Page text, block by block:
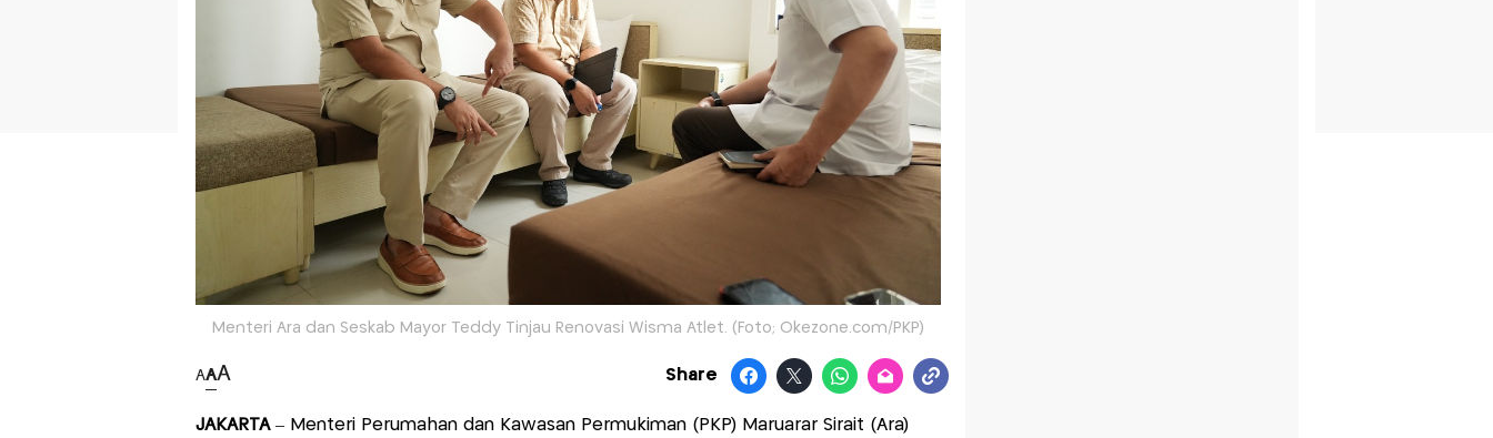
Menteri Ara dan Seskab Mayor Teddy Tinjau Renovasi Wisma Atlet. (Foto; Okezone.com/PKP)
AAA Share
JAKARTA – Menteri Perumahan dan Kawasan Permukiman (PKP) Maruarar Sirait (Ara)